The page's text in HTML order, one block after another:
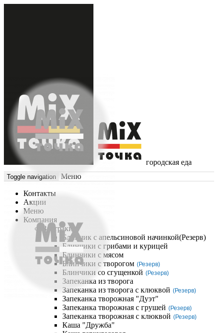
городская еда
Toggle navigation Меню
Контакты
Акции
Меню
Компания
Завтраки
Блинчик с апельсиновой начинкой(Резерв)
Блинчики с грибами и курицей
Блинчики с мясом
Блинчики с творогом (Резерв)
Блинчики со сгущенкой (Резерв)
Запеканка из творога
Запеканка из творога с клюквой (Резерв)
Запеканка творожная "Дуэт"
Запеканка творожная с грушей (Резерв)
Запеканка творожная с клюквой (Резерв)
Каша "Дружба"